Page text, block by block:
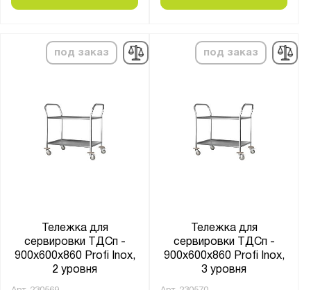
под заказ
Тележка для
сервировки ТДСп -
900x600x860 Profi Inox,
2 уровня
под заказ
Тележка для
сервировки ТДСп -
900x600x860 Profi Inox,
3 уровня